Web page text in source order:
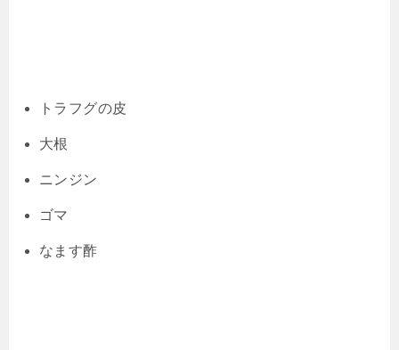
トラフグの皮
大根
ニンジン
ゴマ
なます酢